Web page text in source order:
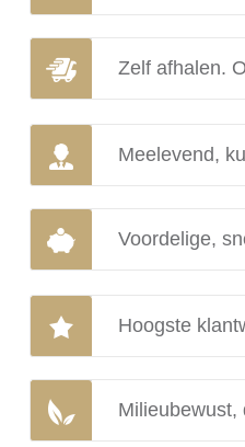
Zelf afhalen.
Meelevend,
Voordelige,
Hoogste
Milieubewust,